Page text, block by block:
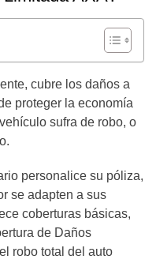
cubre los daños a
proteger la economía
sufra de robo, o
personalice su póliza,
se adapten a sus
coberturas básicas,
de Daños
robo total del auto